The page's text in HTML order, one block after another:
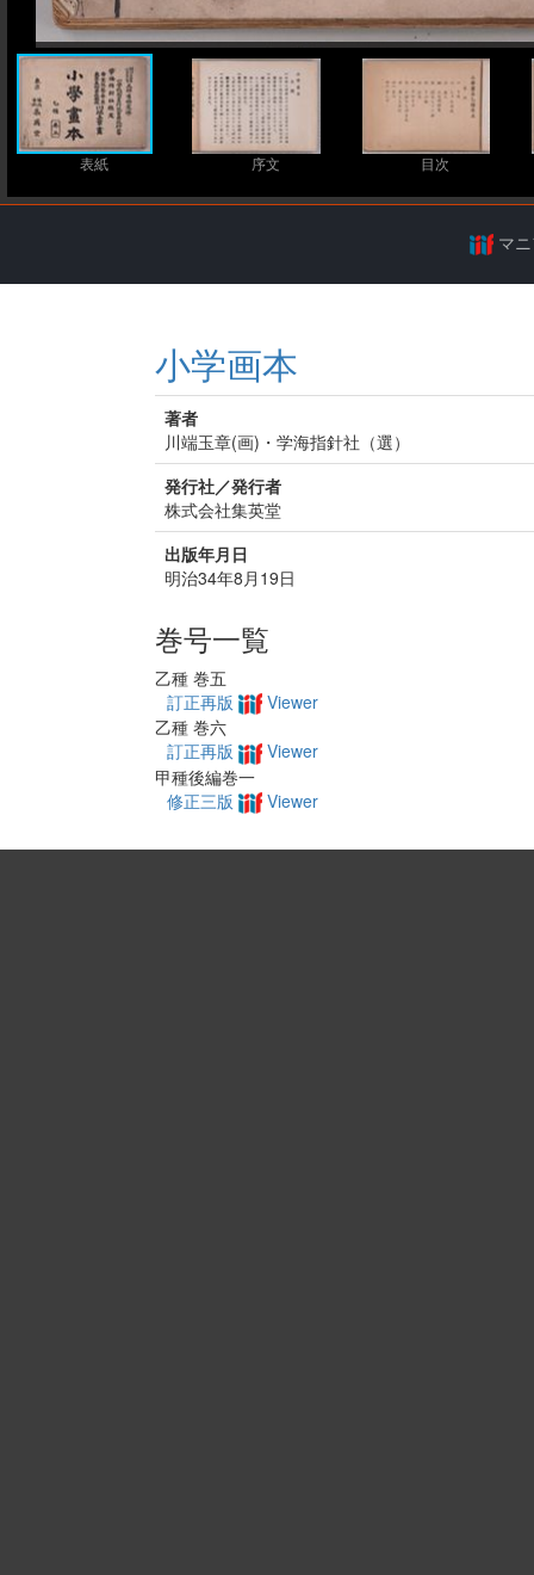
表紙 序文 目次
マ
小学画本
著者
川端玉章(画)・学海指針社（選）
発行社／発行者
株式会社集英堂
出版年月日
明治34年8月19日
巻号一覧
乙種 巻五
訂正再版
Viewer
乙種 巻六
訂正再版
Viewer
甲種後編巻一
修正三版
Viewer